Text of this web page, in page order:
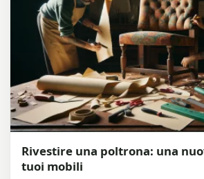
Rivestire una poltrona: una
tuoi mobili